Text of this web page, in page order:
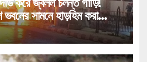
ভবনের সামনে হাড়হিম করা